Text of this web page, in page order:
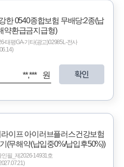
한 0540종합보험 무배당:2종(납
약환급금지급형)
태평GA-기타(광고)02985L-전사
**,*** 원 확인
이프 아이러브플러스건강보험
(무해약(납입중0%/납입후50%))
필_제2026-14931호